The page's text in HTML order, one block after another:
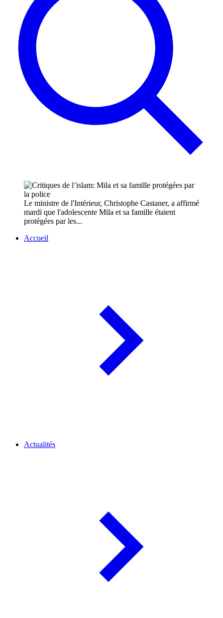
Le ministre de l'Intérieur, Christophe Castaner, a affirmé
mardi que l'adolescente Mila et sa famille étaient
protégées par les...
Accueil
Actualités